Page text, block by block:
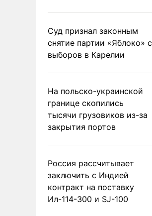
Суд признал законным
снятие партии «Яблоко» с
выборов в Карелии
На польско-украинской
границе скопились
тысячи грузовиков из-за
закрытия портов
Россия рассчитывает
заключить с Индией
контракт на поставку
Ил-114-300 и SJ-100